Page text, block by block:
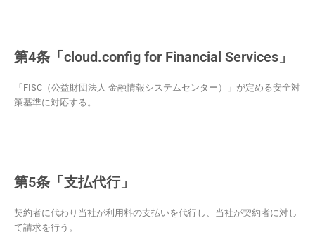
第4条「cloud.config for Financial Services」
「FISC（公益財団法人 金融情報システムセンター）」が定める安全対
策基準に対応する。
第5条「支払代行」
契約者に代わり当社が利用料の支払いを代行し、当社が契約者に対し
て請求を行う。